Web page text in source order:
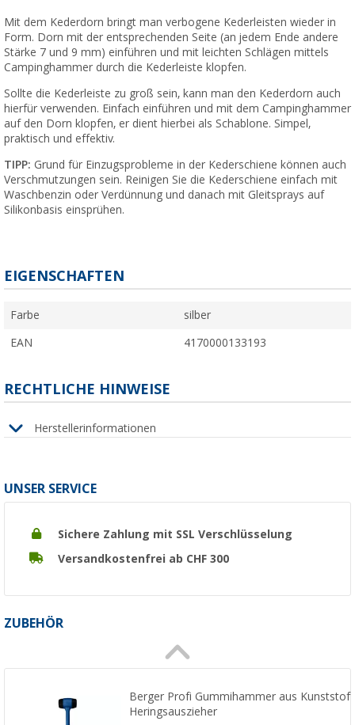
Mit dem Kederdorn bringt man verbogene Kederleisten wieder in
Form. Dorn mit der entsprechenden Seite (an jedem Ende andere
Stärke 7 und 9 mm) einführen und mit leichten Schlägen mittels
Campinghammer durch die Kederleiste klopfen.
Sollte die Kederleiste zu groß sein, kann man den Kederdorn auch
hierfür verwenden. Einfach einführen und mit dem Campinghammer
auf den Dorn klopfen, er dient hierbei als Schablone. Simpel,
praktisch und effektiv.
TIPP: Grund für Einzugsprobleme in der Kederschiene können auch
Verschmutzungen sein. Reinigen Sie die Kederschiene einfach mit
Waschbenzin oder Verdünnung und danach mit Gleitsprays auf
Silikonbasis einsprühen.
EIGENSCHAFTEN
Farbe silber
EAN 4170000133193
RECHTLICHE HINWEISE
Herstellerinformationen
UNSER SERVICE
Sichere Zahlung mit SSL Verschlüsselung
Versandkostenfrei ab CHF 300
ZUBEHÖR
Berger Profi Gummihammer aus
Heringsauszieher